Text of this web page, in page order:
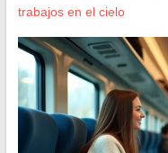
trabajos en el cielo